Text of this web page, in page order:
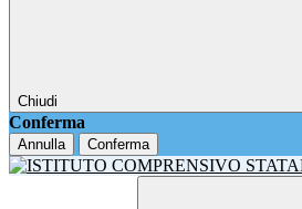
Chiudi
Conferma
Annulla Conferma